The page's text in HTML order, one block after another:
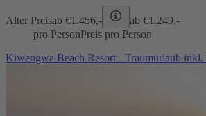
Alter Preisab €1.456,- ab €1.249,-
pro PersonPreis pro Person
Kiwengwa Beach Resort - Traumurlaub inkl.